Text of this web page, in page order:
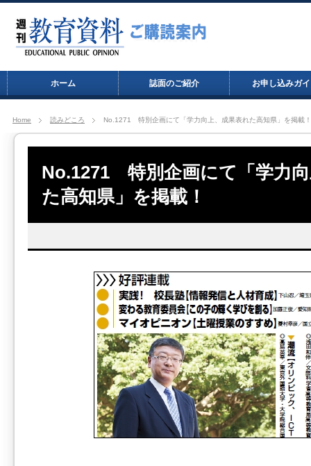
ホーム 誌面のご紹介 お申し込みガ
Home 読みどころ No.1271 特別企画にて「学力向上、成果表れた高知県」を掲載！
No.1271 特別企画にて「学力
た高知県」を掲載！